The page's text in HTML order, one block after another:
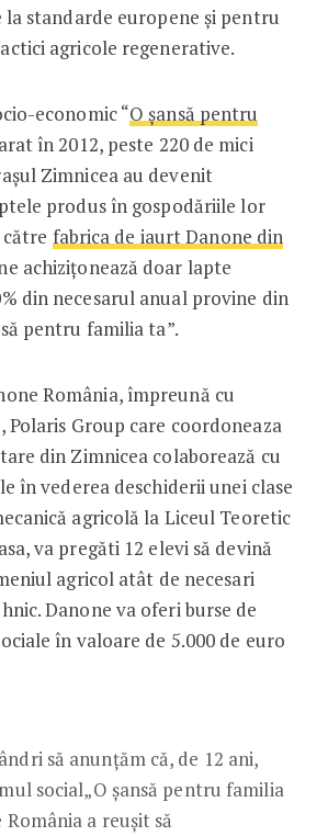
standarde europene și pentru
agricole regenerative.
economic “O șansă pentru
în 2012, peste 220 de mici
Zimnicea au devenit
produs în gospodăriile lor
fabrica de iaurt Danone din
achizițonează doar lapte
din necesarul anual provine din
pentru familia ta”.
România, împreună cu
Group care coordoneaza
din Zimnicea colaborează cu
în vederea deschiderii unei clase
agricolă la Liceul Teoretic
va pregăti 12 elevi să devină
agricol atât de necesari
Danone va oferi burse de
în valoare de 5.000 de euro
să anunțăm că, de 12 ani,
social„O şansă pentru familia
România a reușit să